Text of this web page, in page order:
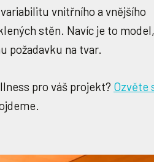
vnitřního a vnějšího
stěn. Navíc je to model,
požadavku na tvar.
pro váš projekt? Ozvěte